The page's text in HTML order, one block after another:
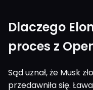
Dlaczego
proces z
Sąd uznał, że Musk
przedawniła się.